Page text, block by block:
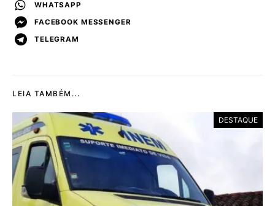
WHATSAPP
FACEBOOK MESSENGER
TELEGRAM
LEIA TAMBÉM...
DESTAQUE